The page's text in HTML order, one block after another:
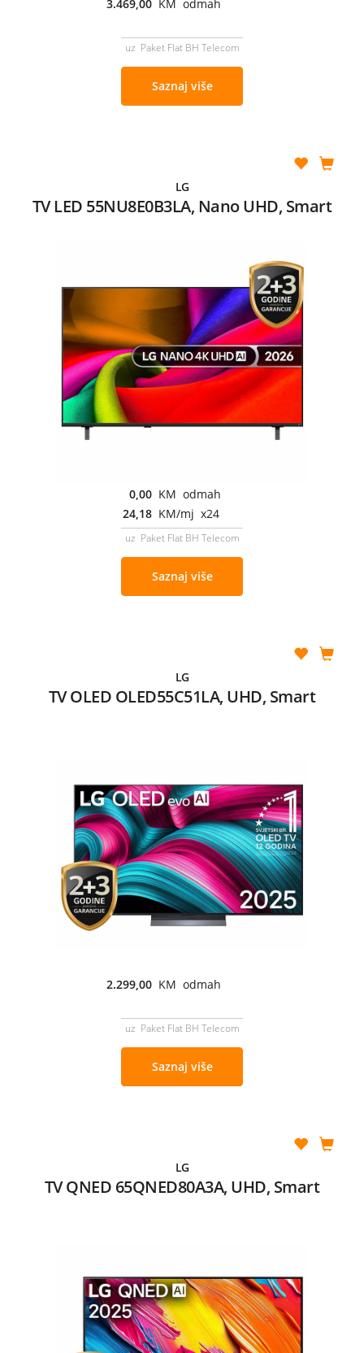
3.469,00 KM odmah
uz Paket Flat BH Telecom
Saznaj više
LG
TV LED 55NU8E0B3LA, Nano UHD, Smart
0,00 KM odmah
24,18 KM/mj x24
uz Paket Flat BH Telecom
Saznaj više
LG
TV OLED OLED55C51LA, UHD, Smart
2.299,00 KM odmah
uz Paket Flat BH Telecom
Saznaj više
LG
TV QNED 65QNED80A3A, UHD, Smart